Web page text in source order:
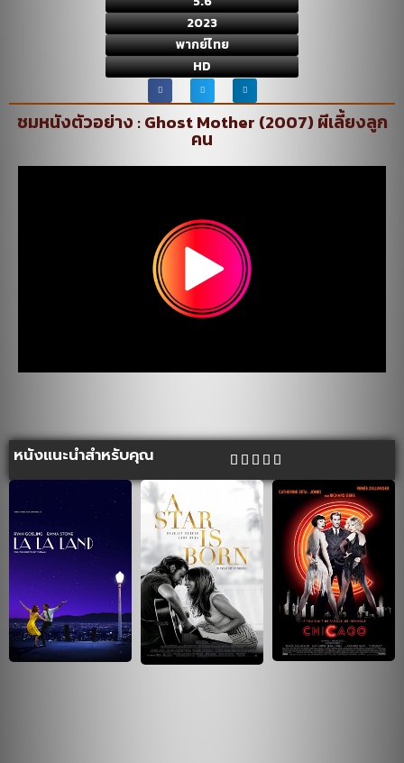
2023
พากย์ไทย
HD
ชมหนังตัวอย่าง : Ghost Mother (2007) ผีเลี้ยงลูก
คน
หนังแนะนำสำหรับคุณ     